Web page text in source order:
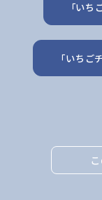
「い
「いちご